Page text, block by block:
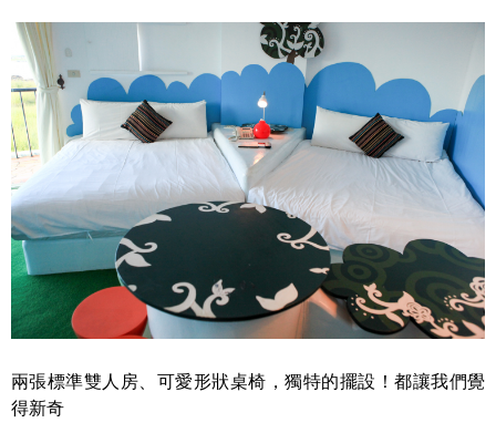
兩張標準雙人房、可愛形狀桌椅，獨特的擺設！都讓我們覺
得新奇